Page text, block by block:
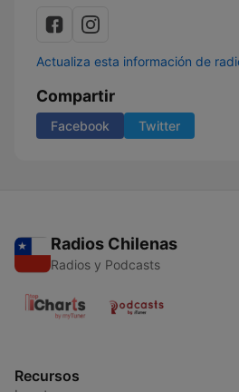
Actualiza esta información de
Compartir
Facebook Twitter
Radios Chilenas
Radios y Podcasts
Recursos